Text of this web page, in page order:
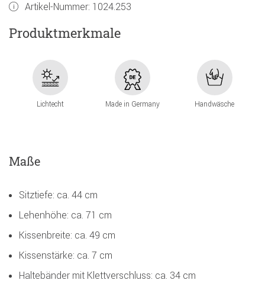
Artikel-Nummer: 1024.253
Produktmerkmale
Lichtecht Made in Germany Handwäsche
Maße
Sitztiefe: ca. 44 cm
Lehenhöhe: ca. 71 cm
Kissenbreite: ca. 49 cm
Kissenstärke: ca. 7 cm
Haltebänder mit Klettverschluss: ca. 34 cm